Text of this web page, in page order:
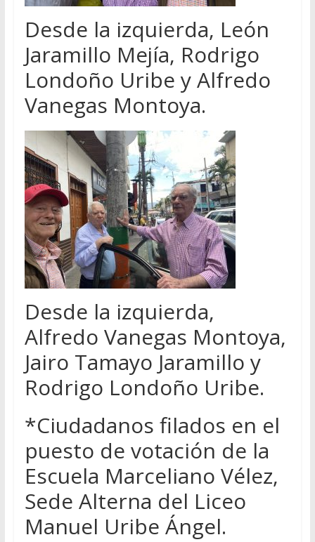
Desde la izquierda, León
Jaramillo Mejía, Rodrigo
Londoño Uribe y Alfredo
Vanegas Montoya.
Desde la izquierda,
Alfredo Vanegas Montoya,
Jairo Tamayo Jaramillo y
Rodrigo Londoño Uribe.
*Ciudadanos filados en el
puesto de votación de la
Escuela Marceliano Vélez,
Sede Alterna del Liceo
Manuel Uribe Ángel.